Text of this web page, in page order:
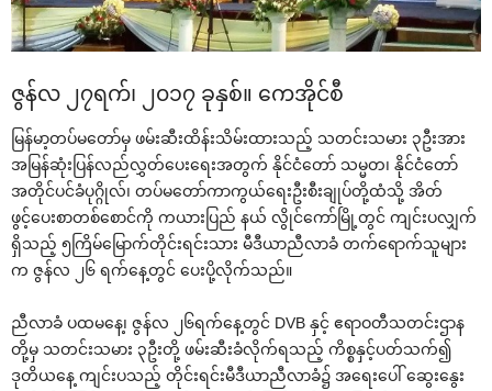
ဇွန်လ ၂၇ရက်၊ ၂၀၁၇ ခုနှစ်။ ‌ကေအိုင်စီ
မြန်မာ့တပ်မ‌တော်မှ ဖမ်းဆီးထိန်းသိမ်းထားသည့် သတင်းသမား ၃ဦးအား
အမြန်ဆုံးပြန်လည်လွှတ်‌ပေး‌ရေးအတွက် နိုင်ငံ‌တော် သမ္မတ၊ နိုင်ငံ‌တော်
အတိုင်ပင်ခံပုဂ္ဂိုလ်၊ တပ်မ‌တော်ကာကွယ်‌ရေးဦးစီးချုပ်တို့ထံသို့ အိတ်
ဖွင့်‌ပေးစာတစ်‌စောင်ကို ကယားပြည် နယ် လွိုင်‌ကော်မြို့တွင် ကျင်းပလျှက်
ရှိသည့် ၅ကြိမ်‌မြောက်တိုင်းရင်းသား မီဒီယာညီလာခံ တက်‌ရောက်သူများ
က ဇွန်လ ၂၆ ရက်‌နေ့တွင် ‌ပေးပို့လိုက်သည်။
ညီလာခံ ပထမ‌နေ့၊ ဇွန်လ ၂၆ရက်‌နေ့တွင် DVB နှင့် ဧရာဝတီသတင်းဌာန
တို့မှ သတင်းသမား ၃ဦးတို့ ဖမ်းဆီးခံလိုက်ရသည့် ကိစ္စနှင့်ပတ်သက်၍
ဒုတိယ‌နေ့ ကျင်းပသည့် တိုင်းရင်းမီဒီယာညီလာခံ၌ အ‌ရေး‌ပေါ် ‌ဆွေး‌နွေး